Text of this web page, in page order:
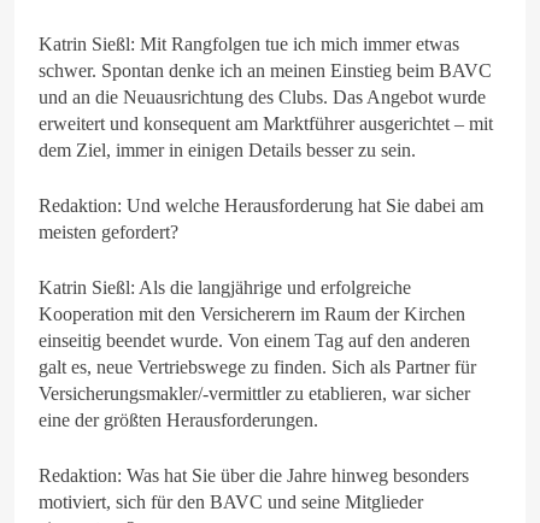
Katrin Sießl: Mit Rangfolgen tue ich mich immer etwas
schwer. Spontan denke ich an meinen Einstieg beim BAVC
und an die Neuausrichtung des Clubs. Das Angebot wurde
erweitert und konsequent am Marktführer ausgerichtet – mit
dem Ziel, immer in einigen Details besser zu sein.
Redaktion: Und welche Herausforderung hat Sie dabei am
meisten gefordert?
Katrin Sießl: Als die langjährige und erfolgreiche
Kooperation mit den Versicherern im Raum der Kirchen
einseitig beendet wurde. Von einem Tag auf den anderen
galt es, neue Vertriebswege zu finden. Sich als Partner für
Versicherungsmakler/-vermittler zu etablieren, war sicher
eine der größten Herausforderungen.
Redaktion: Was hat Sie über die Jahre hinweg besonders
motiviert, sich für den BAVC und seine Mitglieder